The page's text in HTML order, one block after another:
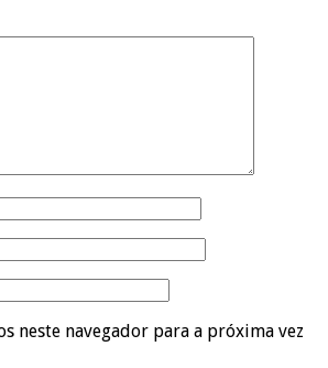
neste navegador para a próxima vez